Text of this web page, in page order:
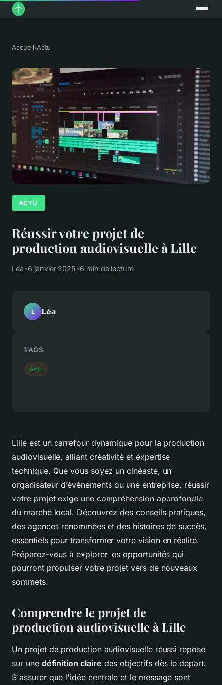
Accueil›Actu
ACTU
Réussir votre projet de
production audiovisuelle à Lille
Léa•6 janvier 2025•6 min de lecture
Lille est un carrefour dynamique pour la production
audiovisuelle, alliant créativité et expertise
technique. Que vous soyez un cinéaste, un
organisateur d’événements ou une entreprise, réussir
votre projet exige une compréhension approfondie
du marché local. Découvrez des conseils pratiques,
des agences renommées et des histoires de succès,
essentiels pour transformer votre vision en réalité.
Préparez-vous à explorer les opportunités qui
pourront propulser votre projet vers de nouveaux
sommets.
Comprendre le projet de
production audiovisuelle à Lille
Un projet de production audiovisuelle réussi repose
sur une définition claire des objectifs dès le départ.
S'assurer que l'idée centrale et le message sont
L Léa
TAGS
Actu